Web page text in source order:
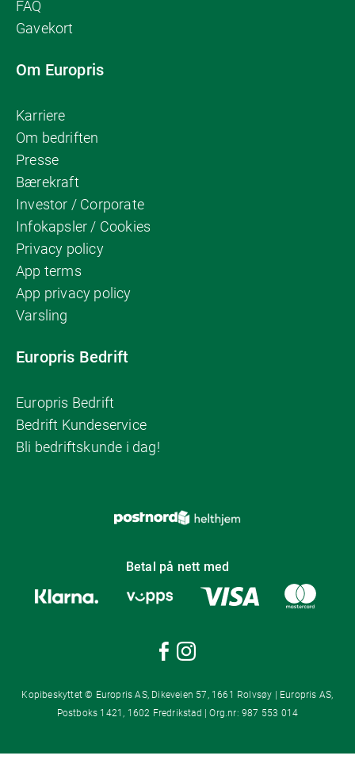
FAQ
Gavekort
Om Europris
Karriere
Om bedriften
Presse
Bærekraft
Investor / Corporate
Infokapsler / Cookies
Privacy policy
App terms
App privacy policy
Varsling
Europris Bedrift
Europris Bedrift
Bedrift Kundeservice
Bli bedriftskunde i dag!
Betal på nett med
Kopibeskyttet © Europris AS, Dikeveien 57, 1661 Rolvsøy | Europris AS,
Postboks 1421, 1602 Fredrikstad | Org.nr: 987 553 014